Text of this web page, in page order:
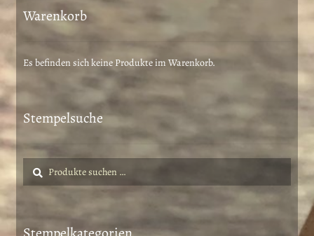
auf
der
gewählt
Warenkorb
Es befinden sich keine Produkte im Warenkorb.
Stempelsuche
Suche
nach:
Suchen